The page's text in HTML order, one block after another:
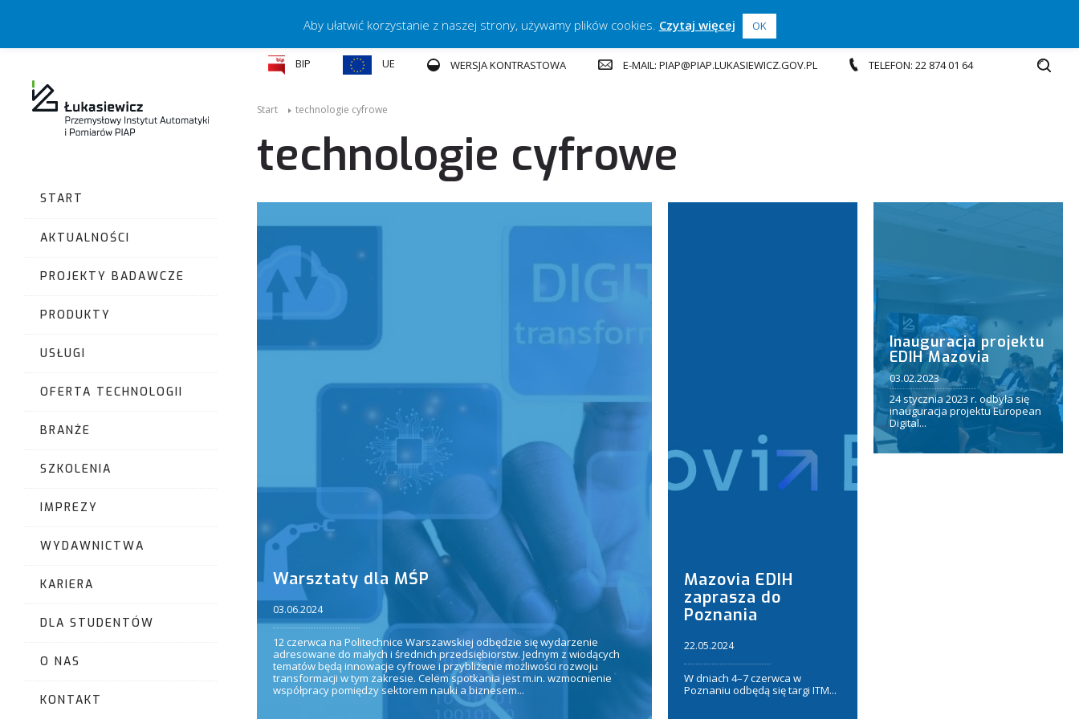
START
AKTUALNOŚCI
PROJEKTY BADAWCZE
PRODUKTY
USŁUGI
OFERTA TECHNOLOGII
BRANŻE
SZKOLENIA
IMPREZY
WYDAWNICTWA
KARIERA
DLA STUDENTÓW
O NAS
KONTAKT
BIP UE WERSJA KONTRASTOWA E-MAIL: PIAP@PIAP.LUKASIEWICZ.GOV.PL TELEFON: 22 874 01 64
Start technologie cyfrowe
technologie cyfrowe
Warsztaty dla MŚP
03.06.2024
12 czerwca na Politechnice Warszawskiej odbędzie się wydarzenie
adresowane do małych i średnich przedsiębiorstw. Jednym z wiodących
tematów będą innowacje cyfrowe i przybliżenie możliwości rozwoju
transformacji w tym zakresie. Celem spotkania jest m.in. wzmocnienie
współpracy pomiędzy sektorem nauki a biznesem...
Mazovia EDIH
zaprasza do
Poznania
22.05.2024
W dniach 4–7 czerwca w
Poznaniu odbędą się targi ITM...
Inauguracja projektu
EDIH Mazovia
03.02.2023
24 stycznia 2023 r. odbyła się
inauguracja projektu European
Digital...
Aby ułatwić korzystanie z naszej strony, używamy plików cookies. Czytaj więcej OK